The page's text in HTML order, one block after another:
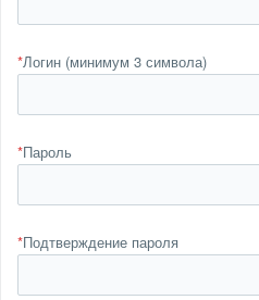
*Логин (минимум 3 символа)
*Пароль
*Подтверждение пароля